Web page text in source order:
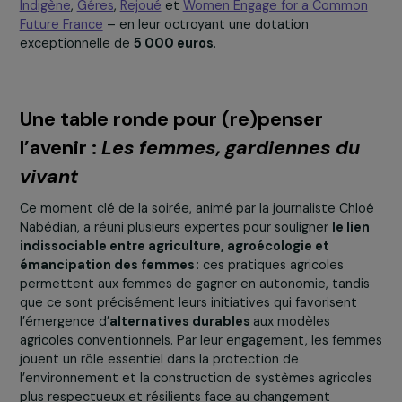
Humanitaire pour l’Afrique (AHPA)qui a remporté les
suffrages du public.
€,destinée à soutenir laformation de femmes
productrices de sel au Bénin
à des techniques
plus durables et respectueuses de l’environnement
Ce prix a eu le privilège d’être remis par
Delphine O,
ambassadrice et Secrétaire générale du Forum
Égalité au Ministère de l’Europe et des Affaires
Danièle Marcovici a également salué l’engagement des
quatre autres associations en lice pour les prix –En
Indigène,Géres,RejouéetWomen Engage for a
Future France– en leur octroyant une dotation
exceptionnelle de5 000 euros.